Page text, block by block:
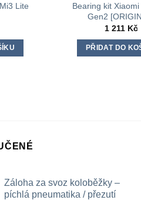
Lite
Bearing kit
Gen2
1 211 Kč
PŘIDAT DO
Záloha za svoz koloběžky –
píchlá pneumatika / přezutí